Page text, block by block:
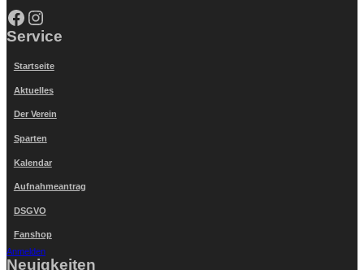
Facebook Instagram
Service
Startseite
Aktuelles
Der Verein
Sparten
Kalendar
Aufnahmeantrag
DSGVO
Fanshop
Anmelden
Neuigkeiten